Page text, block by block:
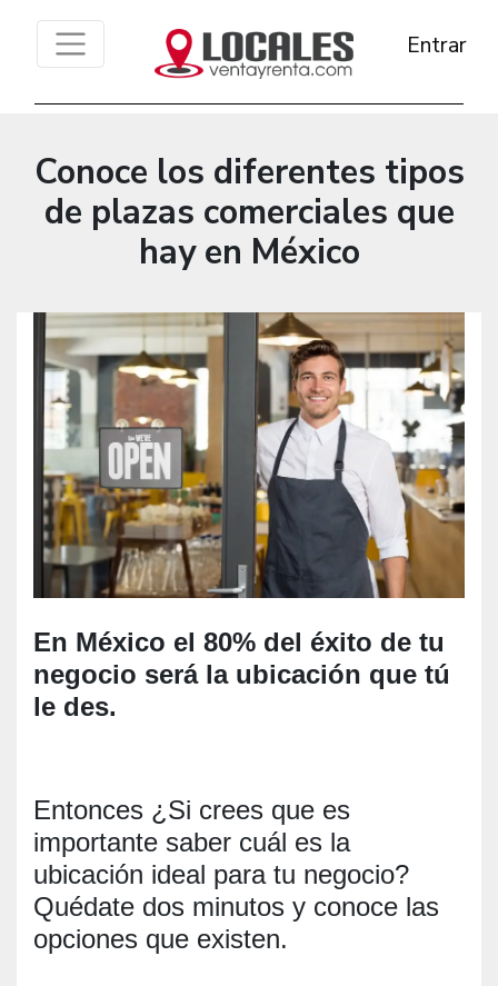
Entrar
Conoce los diferentes tipos
de plazas comerciales que
hay en México
En México el 80% del éxito de tu
negocio será la ubicación que tú
le des.
Entonces ¿Si crees que es
importante saber cuál es la
ubicación ideal para tu negocio?
Quédate dos minutos y conoce las
opciones que existen.